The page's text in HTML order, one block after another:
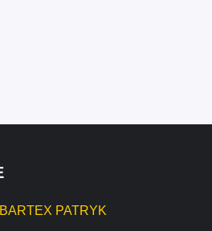
PATRYK